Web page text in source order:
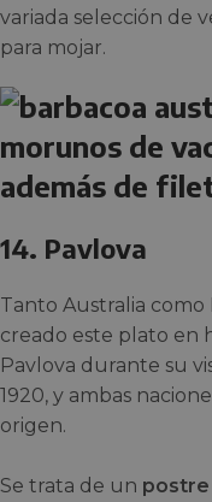
variada selección de
para mojar.
14. Pavlova
Tanto Australia
creado este plato en
Pavlova durante su
1920, y ambas
origen.
Se trata de un postre